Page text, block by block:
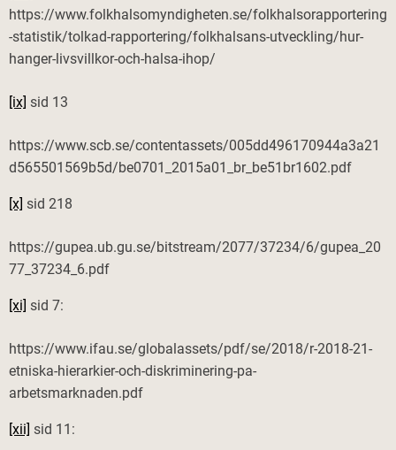
https://www.folkhalsomyndigheten.se/folkhalsorapportering
-statistik/tolkad-rapportering/folkhalsans-utveckling/hur-
hanger-livsvillkor-och-halsa-ihop/
[ix] sid 13
https://www.scb.se/contentassets/005dd496170944a3a21
d565501569b5d/be0701_2015a01_br_be51br1602.pdf
[x] sid 218
https://gupea.ub.gu.se/bitstream/2077/37234/6/gupea_20
77_37234_6.pdf
[xi] sid 7:
https://www.ifau.se/globalassets/pdf/se/2018/r-2018-21-
etniska-hierarkier-och-diskriminering-pa-
arbetsmarknaden.pdf
[xii] sid 11: